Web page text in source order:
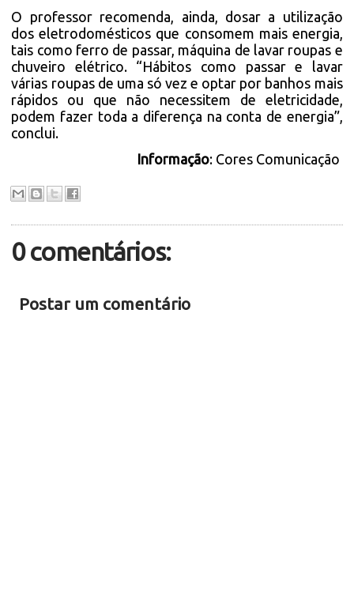
O professor recomenda, ainda, dosar a utilização
dos eletrodomésticos que consomem mais energia,
tais como ferro de passar, máquina de lavar roupas e
chuveiro elétrico. “Hábitos como passar e lavar
várias roupas de uma só vez e optar por banhos mais
rápidos ou que não necessitem de eletricidade,
podem fazer toda a diferença na conta de energia”,
conclui.
Informação: Cores Comunicação
0 comentários:
Postar um comentário